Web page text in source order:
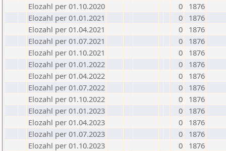
Elozahl per 01.10.2020
0
1876
Elozahl per 01.01.2021
0
1876
Elozahl per 01.04.2021
0
1876
Elozahl per 01.07.2021
0
1876
Elozahl per 01.10.2021
0
1876
Elozahl per 01.01.2022
0
1876
Elozahl per 01.04.2022
0
1876
Elozahl per 01.07.2022
0
1876
Elozahl per 01.10.2022
0
1876
Elozahl per 01.01.2023
0
1876
Elozahl per 01.04.2023
0
1876
Elozahl per 01.07.2023
0
1876
Elozahl per 01.10.2023
0
1876